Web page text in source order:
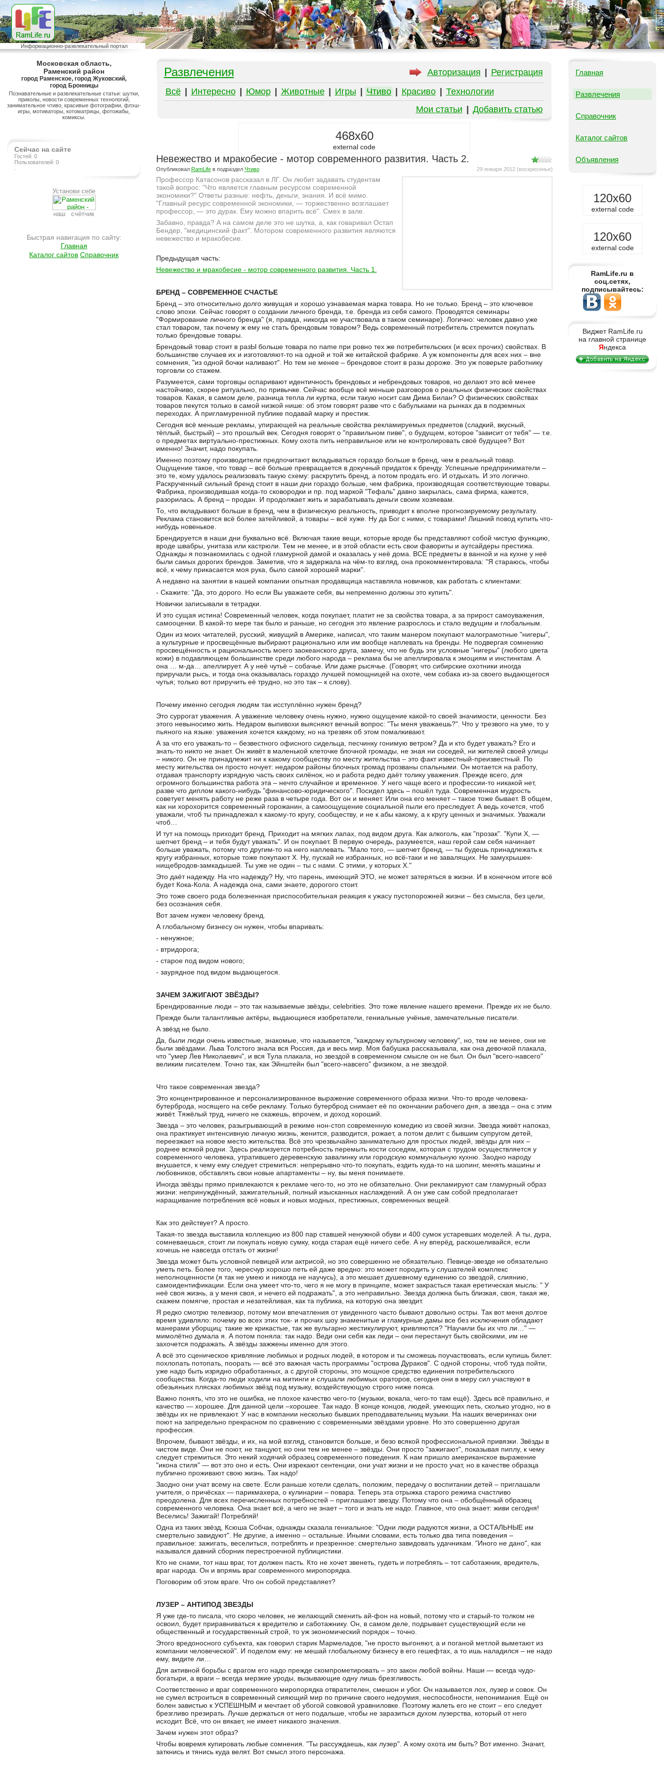
Информационно-развлекательный портал
Московская область,
Раменский район
город Раменское, город Жуковский,
город Бронницы
Познавательные и развлекательные статьи: шутки,
приколы, новости современных технологий,
занимательное чтиво, красивые фотографии, флэш-
игры, мотиваторы, котоматрицы, фотожабы,
комиксы.
Сейчас на сайте
Гостей: 0
Пользователей: 0
Установи себе
наш счётчик
Быстрая навигация по сайту:
Главная
Каталог сайтов Справочник
Авторизация Регистрация
Развлечения
Всё Интересно Юмор Животные Игры Чтиво Красиво
Технологии
Мои статьи
Добавить статью
468x60
external code
Невежество и мракобесие - мотор современного развития. Часть 2.
29 января 2012 (воскресенье)
Опубликовал RamLifeв подраздел Чтиво
Профессор Катасонов рассказал в ЛГ. Он любит задавать студентам
такой вопрос: "Что является главным ресурсом современной
экономики?" Ответы разные: нефть, деньги, знания. И всё мимо.
"Главный ресурс современной экономики, — торжественно возглашает
профессор, — это дурак. Ему можно впарить всё". Смех в зале.
Забавно, правда? А на самом деле это не шутка, а, как говаривал Остап
Бендер, "медицинский факт". Мотором современного развития являются
невежество и мракобесие.
Предыдущая часть:
Невежество и мракобесие - мотор современного развития. Часть 1.
БРЕНД – СОВРЕМЕННОЕ СЧАСТЬЕ
Бренд – это относительно долго живущая и хорошо узнаваемая марка товара. Но не только. Бренд – это ключевое
слово эпохи. Сейчас говорят о создании личного бренда, т.е. бренда из себя самого. Проводятся семинары
"Формирование личного бренда" (я, правда, никогда не участвовала в таком семинаре). Логично: человек давно уже
стал товаром, так почему ж ему не стать брендовым товаром? Ведь современный потребитель стремится покупать
только брендовые товары.
Брендовый товар стоит в разЫ больше товара no name при ровно тех же потребительских (и всех прочих) свойствах. В
большинстве случаев их и изготовляют-то на одной и той же китайской фабрике. А уж компоненты для всех них – вне
сомнения, "из одной бочки наливают". Но тем не менее – брендовое стоит в разы дороже. Это уж поверьте работнику
торговли со стажем.
Разумеется, сами торговцы оспаривают идентичность брендовых и небрендовых товаров, но делают это всё менее
настойчиво, скорее ритуально, по привычке. Сейчас вообще всё меньше разговоров о реальных физических свойствах
товаров. Какая, в самом деле, разница тепла ли куртка, если такую носит сам Дима Билан? О физических свойствах
товаров пекутся только в самой низкой нише: об этом говорят разве что с бабульками на рынках да в подземных
переходах. А пригламуренной публике подавай марку и престиж.
Сегодня всё меньше рекламы, упирающей на реальные свойства рекламируемых предметов (сладкий, вкусный,
тёплый, быстрый) – это прошлый век. Сегодня говорят о "правильном пиве", о будущем, которое "зависит от тебя" — т.е.
о предметах виртуально-престижных. Кому охота пить неправильное или не контролировать своё будущее? Вот
именно! Значит, надо покупать.
Именно поэтому производители предпочитают вкладываться гораздо больше в бренд, чем в реальный товар.
Ощущение такое, что товар – всё больше превращается в докучный придаток к бренду. Успешные предприниматели –
это те, кому удалось реализовать такую схему: раскрутить бренд, а потом продать его. И отдыхать. И это логично.
Раскрученный сильный бренд стоит в наши дни гораздо больше, чем фабрика, производящая соответствующие товары.
Фабрика, производившая когда-то сковородки и пр. под маркой "Тефаль" давно закрылась, сама фирма, кажется,
разорилась. А бренд – продан. И продолжает жить и зарабатывать деньги своим хозяевам.
То, что вкладывают больше в бренд, чем в физическую реальность, приводит к вполне прогнозируемому результату.
Реклама становится всё более затейливой, а товары – всё хуже. Ну да Бог с ними, с товарами! Лишний повод купить что-
нибудь новенькое.
Брендируется в наши дни буквально всё. Включая такие вещи, которые вроде бы представляют собой чистую функцию,
вроде швабры, унитаза или кастрюли. Тем не менее, и в этой области есть свои фавориты и аутсайдеры престижа.
Однажды я познакомилась с одной гламурной дамой и оказалась у неё дома. ВСЕ предметы в ванной и на кухне у неё
были самых дорогих брендов. Заметив, что я задержала на чём-то взгляд, она прокомментировала: "Я стараюсь, чтобы
всё, к чему прикасается моя рука, было самой хорошей марки".
А недавно на занятии в нашей компании опытная продавщица наставляла новичков, как работать с клиентами:
- Скажите: "Да, это дорого. Но если Вы уважаете себя, вы непременно должны это купить".
Новички записывали в тетрадки.
И это сущая истина! Современный человек, когда покупает, платит не за свойства товара, а за прирост самоуважения,
самооценки. В какой-то мере так было и раньше, но сегодня это явление разрослось и стало ведущим и глобальным.
Один из моих читателей, русский, живущий в Америке, написал, что таким манером покупают малограмотные "нигеры",
а культурные и просвещённые выбирают рационально или им вообще наплевать на бренды. Не подвергая сомнению
просвещённость и рациональность моего заокеанского друга, замечу, что не будь эти условные "нигеры" (любого цвета
кожи) в подавляющем большинстве среди любого народа – реклама бы не апеллировала к эмоциям и инстинктам. А
она … м-да… апеллирует. А у неё чутьё – собачье. Или даже рысячье. (Говорят, что сибирские охотники иногда
приручали рысь, и тогда она оказывалась гораздо лучшей помощницей на охоте, чем собака из-за своего выдающегося
чутья; только вот приручить её трудно, но это так – к слову).
Почему именно сегодня людям так исступлённо нужен бренд?
Это суррогат уважения. А уважение человеку очень нужно, нужно ощущение какой-то своей значимости, ценности. Без
этого невыносимо жить. Недаром выпивохи выясняют вечный вопрос: "Ты меня уважаешь?". Что у трезвого на уме, то у
пьяного на языке: уважения хочется каждому, но на трезвяк об этом помалкивают.
А за что его уважать-то – безвестного офисного сидельца, песчинку гонимую ветром? Да и кто будет уважать? Его и
знать-то никто не знает. Он живёт в маленькой клеточке блочной громады, не зная ни соседей, ни жителей своей улицы
– никого. Он не принадлежит ни к какому сообществу по месту жительства – это факт известный-преизвестный. По
месту жительства он просто ночует: недаром районы блочных громад прозваны спальными. Он мотается на работу,
отдавая транспорту изрядную часть своих силёнок, но и работа редко даёт толику уважения. Прежде всего, для
огромного большинства работа эта – нечто случайное и временное. У него чаще всего и профессии-то никакой нет,
разве что диплом какого-нибудь "финансово-юридического". Посидел здесь – пошёл туда. Современная мудрость
советует менять работу не реже раза в четыре года. Вот он и меняет. Или она его меняет – такое тоже бывает. В общем,
как ни хорохорится современный горожанин, а самоощущение социальной пыли его преследует. А ведь хочется, чтоб
уважали, чтоб ты принадлежал к какому-то кругу, сообществу, и не к абы какому, а к кругу ценных и значимых. Уважали
чтоб…
И тут на помощь приходит бренд. Приходит на мягких лапах, под видом друга. Как алкоголь, как "прозак". "Купи Х, —
шепчет бренд – и тебя будут уважать". И он покупает. В первую очередь, разумеется, наш герой сам себя начинает
больше уважать, потому что другим-то на него наплевать. "Мало того, — шепчет бренд, — ты будешь принадлежать к
кругу избранных, которые тоже покупают Х. Ну, пускай не избранных, но всё-таки и не завалящих. Не замухрышек-
нищебродов-замкадышей. Ты уже не один – ты с нами. С этими, у которых Х."
Это даёт надежду. На что надежду? Ну, что парень, имеющий ЭТО, не может затеряться в жизни. И в конечном итоге всё
будет Кока-Кола. А надежда она, сами знаете, дорогого стоит.
Это тоже своего рода болезненная приспособительная реакция к ужасу пустопорожней жизни – без смысла, без цели,
без осознания себя.
Вот зачем нужен человеку бренд.
А глобальному бизнесу он нужен, чтобы впаривать:
- ненужное;
- втридорога;
- старое под видом нового;
- заурядное под видом выдающегося.
ЗАЧЕМ ЗАЖИГАЮТ ЗВЁЗДЫ?
Брендированные люди – это так называемые звёзды, celebrities. Это тоже явление нашего времени. Прежде их не было.
Прежде были талантливые актёры, выдающиеся изобретатели, гениальные учёные, замечательные писатели.
А звёзд не было.
Да, были люди очень известные, знакомые, что называется, "каждому культурному человеку", но, тем не менее, они не
были звёздами. Льва Толстого знала вся Россия, да и весь мир. Моя бабушка рассказывала, как она девочкой плакала,
что "умер Лев Николаевич", и вся Тула плакала, но звездой в современном смысле он не был. Он был "всего-навсего"
великим писателем. Точно так, как Эйнштейн был "всего-навсего" физиком, а не звездой.
Что такое современная звезда?
Это концентрированное и персонализированное выражение современного образа жизни. Что-то вроде человека-
бутерброда, носящего на себе рекламу. Только бутерброд снимает её по окончании рабочего дня, а звезда – она с этим
живёт. Тяжёлый труд, ничего не скажешь, впрочем, и доход хороший.
Звезда – это человек, разыгрывающий в режиме нон-стоп современную комедию из своей жизни. Звезда живёт напоказ,
она практикует интенсивную личную жизнь, женится, разводится, рожает, а потом делит с бывшим супругом детей,
переезжает на новое место жительства. Всё это чрезвычайно занимательно для простых людей, звёзды для них –
роднее всякой родни. Здесь реализуется потребность перемыть кости соседям, которая с трудом осуществляется у
современного человека, утратившего деревенскую завалинку или городскую коммунальную кухню. Заодно народу
внушается, к чему ему следует стремиться: непрерывно что-то покупать, ездить куда-то на шопинг, менять машины и
любовников, обставлять свои новые апартаменты – ну, вы меня понимаете.
Иногда звёзды прямо привлекаются к рекламе чего-то, но это не обязательно. Они рекламируют сам гламурный образ
жизни: непринуждённый, зажигательный, полный изысканных наслаждений. А он уже сам собой предполагает
наращивание потребления всё новых и новых модных, престижных, современных вещей.
Как это действует? А просто.
Такая-то звезда выставила коллекцию из 800 пар ставшей ненужной обуви и 400 сумок устаревших моделей. А ты, дура,
сомневаешься, стоит ли покупать новую сумку, когда старая ещё ничего себе. А ну вперёд, раскошеливайся, если
хочешь не навсегда отстать от жизни!
Звезда может быть условной певицей или актрисой, но это совершенно не обязательно. Певице-звезде не обязательно
уметь петь. Более того, чересчур хорошо петь ей даже вредно: это может породить у слушателей комплекс
неполноценности (я так не умею и никогда не научусь), а это мешает душевному единению со звездой, слиянию,
самоидентификации. Если она умеет что-то, чего я не могу в принципе, может закрасться такая еретическая мысль: " У
неё своя жизнь, а у меня своя, и нечего ей подражать", а это неправильно. Звезда должна быть близкая, своя, такая же,
скажем помягче, простая и незатейливая, как та публика, на которую она звездит.
Я редко смотрю телевизор, потому мои впечатления от увиденного часто бывают довольно остры. Так вот меня долгое
время удивляло: почему во всех этих ток- и прочих шоу знаменитые и гламурные дамы все без исключения обладают
манерами уборщиц: такие же крикастые, так же вульгарно жестикулируют, кривляются? "Научили бы их что ли…" —
мимолётно думала я. А потом поняла: так надо. Веди они себя как леди – они перестанут быть свойскими, им не
захочется подражать. А звёзды зажжены именно для этого.
А всё это сценическое кривляние любимых и родных людей, в котором и ты сможешь поучаствовать, если купишь билет:
похлопать потопать, поорать — всё это важная часть программы "острова Дураков". С одной стороны, чтоб туда пойти,
уже надо быть изрядно обработанных, а с другой стороны, это мощное средство единения потребительского
сообщества. Когда-то люди ходили на митинги и слушали любимых ораторов, сегодня они в меру сил участвуют в
обезьяньих плясках любимых звёзд под музыку, воздействующую строго ниже пояса.
Важно понять, что это не ошибка, не плохое качество чего-то (музыки, вокала, чего-то там ещё). Здесь всё правильно, и
качество — хорошее. Для данной цели –хорошее. Так надо. В конце концов, людей, умеющих петь, сколько угодно, но в
звёзды их не привлекают. У нас в компании несколько бывших преподавательниц музыки. На наших вечеринках они
поют на запредельно прекрасном по сравнению с современными звёздами уровне. Но это совершенно другая
профессия.
Впрочем, бывают звёзды, и их, на мой взгляд, становится больше, и безо всякой профессиональной привязки. Звёзды в
чистом виде. Они не поют, не танцуют, но они тем не менее – звёзды. Они просто "зажигают", показывая пиплу, к чему
следует стремиться. Это некий ходячий образец современного поведения. К нам пришло американское выражение
"икона стиля" — вот это оно и есть. Они изрекают сентенции, они учат жизни и не просто учат, но в качестве образца
публично проживают свою жизнь. Так надо!
Заодно они учат всему на свете. Если раньше хотели сделать, положим, передачу о воспитании детей – приглашали
учителя, о причёсках — парикмахера, о кулинарии – повара. Теперь эта отрыжка старого режима счастливо
преодолена. Для всех перечисленных потребностей – приглашают звезду. Потому что она – обобщённый образец
современного человека. Она знает всё, а чего не знает – того и знать не надо. Главное, что она знает: живи сегодня!
Веселись! Зажигай! Потребляй!
Одна из таких звёзд, Ксюша Собчак, однажды сказала гениальное: "Одни люди радуются жизни, а ОСТАЛЬНЫЕ им
смертельно завидуют". Не другие, а именно – остальные. Иными словами, есть только два типа поведения –
правильное: зажигать, веселиться, потреблять и презренное: смертельно завидовать удачникам. "Иного не дано", как
назывался давний сборник перестроечной публицистики.
Кто не снами, тот наш враг, тот должен пасть. Кто не хочет звенеть, гудеть и потреблять – тот саботажник, вредитель,
враг народа. Он и впрямь враг современного миропорядка.
Поговорим об этом враге. Что он собой представляет?
ЛУЗЕР – АНТИПОД ЗВЕЗДЫ
Я уже где-то писала, что скоро человек, не желающий сменить ай-фон на новый, потому что и старый-то толком не
освоил, будет приравниваться к вредителю и саботажнику. Он, в самом деле, подрывает существующий если не
общественный и государственный строй, то уж экономический порядок – точно.
Этого вредоносного субъекта, как говорил старик Мармеладов, "не просто выгоняют, а и поганой метлой выметают из
компании человеческой". И поделом ему: не мешай глобальному бизнесу в его гешефтах, а то ишь наладился – не надо
ему, видите ли…
Для активной борьбы с врагом его надо прежде скомпрометировать – это закон любой войны. Наши — всегда чудо-
богатыри, а враги – всегда мерзкие уроды, вызывающие одну лишь брезгливость.
Соответственно и враг современного миропорядка отвратителен, смешон и убог. Он называется лох, лузер и совок. Он
не сумел встроиться в современный сияющий мир по причине своего недоумия, неспособности, непонимания. Ещё он
болен завистью к УСПЕШНЫМ и мечтает об убогой совковой уравниловке. Поэтому жалеть его не стоит – его следует
брезгливо презирать. Лучше держаться от него подальше, чтобы не заразиться духом лузерства, который от него
исходит. Всё, что он вякает, не имеет никакого значения.
Зачем нужен этот образ?
Чтобы вовремя купировать любые сомнения. "Ты рассуждаешь, как лузер". А кому охота им быть? Вот именно. Значит,
заткнись и тянись куда велят. Вот смысл этого персонажа.
Главная
Развлечения
Справочник
Каталог сайтов
Объявления
120x60
external code
120x60
external code
RamLife.ru в
соц.сетях,
подписывайтесь:
Виджет RamLife.ru
на главной странице
Яндекса